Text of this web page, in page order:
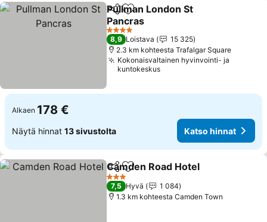
Jaa Lisää suosikkeihin
Pullman London St
Pancras
Katso hinnat
4 Tähtiluokitus
8,9 Loistava
15 325
2.3 km kohteesta Trafalgar Square
Kokonaisvaltainen hyvinvointi- ja
kuntokeskus
Alkaen 178 €
Näytä hinnat 13 sivustolta Katso hinnat
Jaa Lisää suosikkeihin
Camden Road Hotel
3 Tähtiluokitus
7,5 Hyvä
1 084
1.3 km kohteesta Camden Town